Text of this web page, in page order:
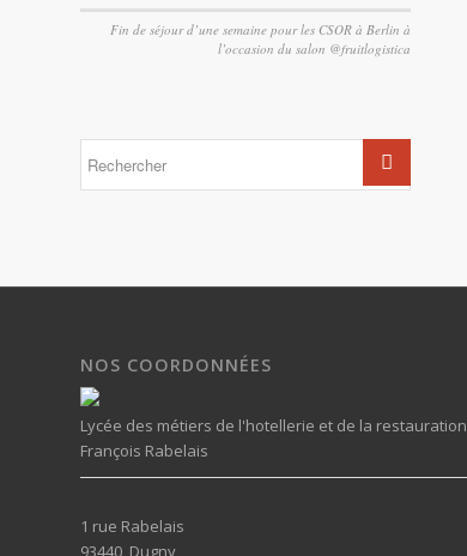
Fin de séjour d’une semaine pour les CSOR à Berlin à
l’occasion du salon @fruitlogistica
NOS COORDONNÉES
Lycée des métiers de l'hotellerie et de la restauration
François Rabelais
1 rue Rabelais
93440, Dugny